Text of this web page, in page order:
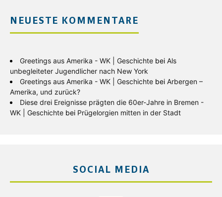
NEUESTE KOMMENTARE
Greetings aus Amerika - WK | Geschichte bei Als
unbegleiteter Jugendlicher nach New York
Greetings aus Amerika - WK | Geschichte bei Arbergen –
Amerika, und zurück?
Diese drei Ereignisse prägten die 60er-Jahre in Bremen -
WK | Geschichte bei Prügelorgien mitten in der Stadt
SOCIAL MEDIA